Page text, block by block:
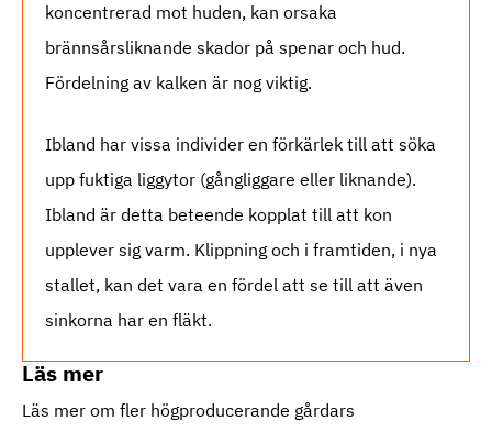
koncentrerad mot huden, kan orsaka
brännsårsliknande skador på spenar och hud.
Fördelning av kalken är nog viktig.
Ibland har vissa individer en förkärlek till att söka
upp fuktiga liggytor (gångliggare eller liknande).
Ibland är detta beteende kopplat till att kon
upplever sig varm. Klippning och i framtiden, i nya
stallet, kan det vara en fördel att se till att även
sinkorna har en fläkt.
Läs mer
Läs mer om fler högproducerande gårdars